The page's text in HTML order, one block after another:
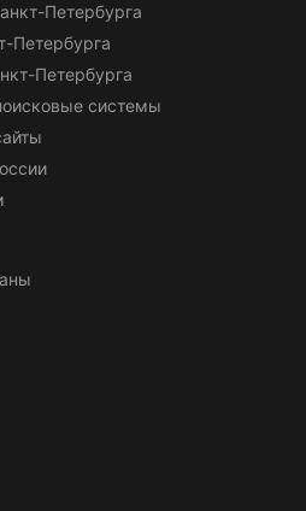
Петербурга
Петербурга
Петербурга
системы